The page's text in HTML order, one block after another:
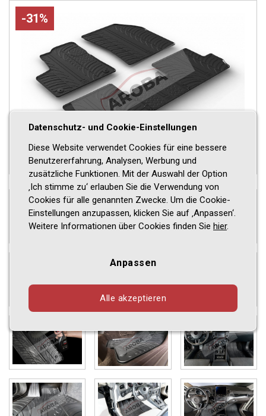
-31%
Datenschutz- und Cookie-Einstellungen
Diese Website verwendet Cookies für eine bessere
Benutzererfahrung, Analysen, Werbung und
zusätzliche Funktionen. Mit der Auswahl der Option
‚Ich stimme zu‘ erlauben Sie die Verwendung von
Cookies für alle genannten Zwecke. Um die Cookie-
Einstellungen anzupassen, klicken Sie auf ‚Anpassen‘.
Weitere Informationen über Cookies finden Sie hier.
Anpassen
Alle akzeptieren